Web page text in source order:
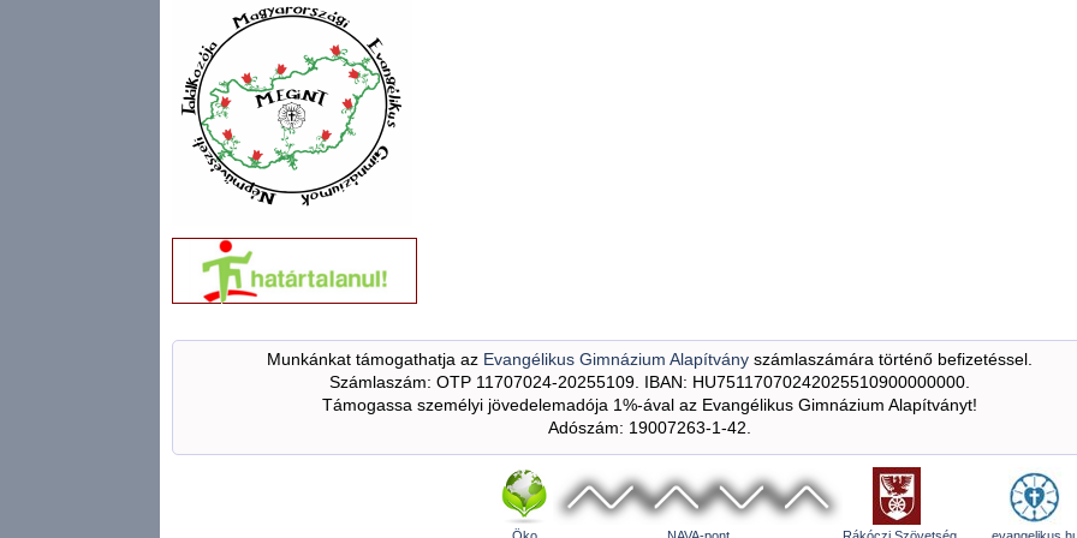
Munkánkat támogathatja az Evangélikus Gimnázium Alapítványszámlaszámára történő befizetéssel.
Számlaszám: OTP 11707024-20255109. IBAN: HU75117070242025510900000000.
Támogassa személyi jövedelemadója 1%-ával az Evangélikus Gimnázium Alapítványt!
Adószám: 19007263-1-42.